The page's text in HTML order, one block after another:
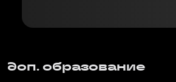
доп. образование